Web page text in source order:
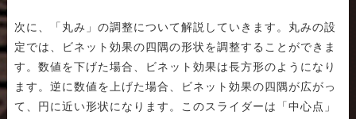
次に、「丸み」の調整について解説していきます。丸みの設
定では、ビネット効果の四隅の形状を調整することができま
す。数値を下げた場合、ビネット効果は長方形のようになり
ます。逆に数値を上げた場合、ビネット効果の四隅が広がっ
て、円に近い形状になります。このスライダーは「中心点」